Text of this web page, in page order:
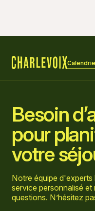
Besoin
pour
votre
Notre équipe
service personnalisé
questions. N’hésitez